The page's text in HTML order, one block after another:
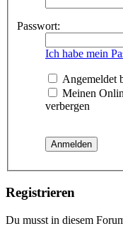
Passwort:
Ich habe mein
Angemeldet
Meinen
verbergen
Registrieren
Du musst in diesem